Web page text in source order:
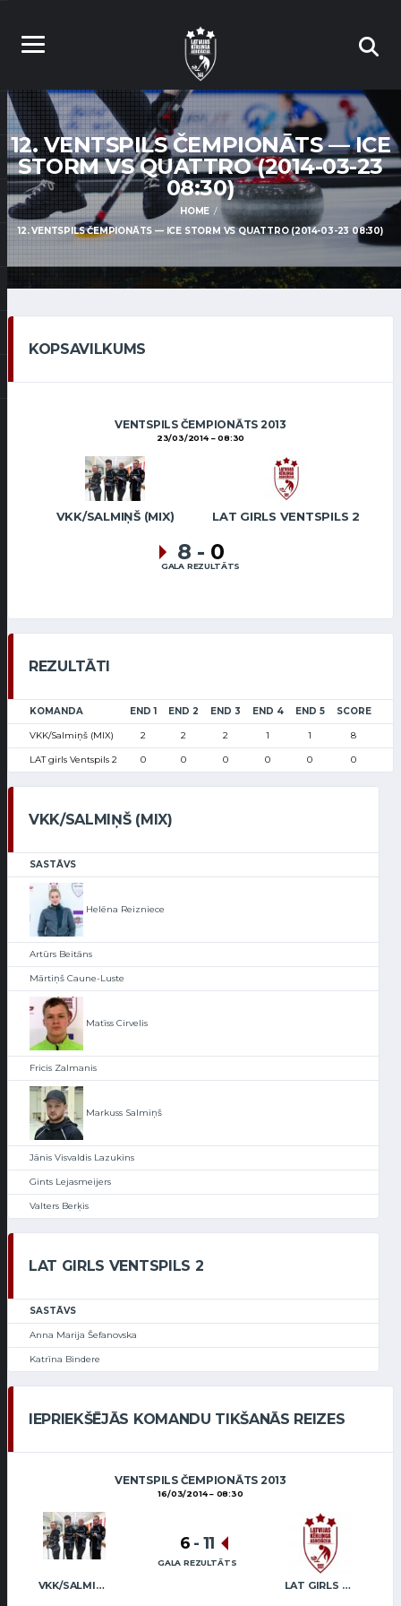
12. VENTSPILS ČEMPIONĀTS — ICE
STORM VS QUATTRO (2014-03-23
08:30)
HOME
12. VENTSPILS ČEMPIONĀTS — ICE STORM VS QUATTRO (2014-03-23 08:30)
KOPSAVILKUMS
VENTSPILS ČEMPIONĀTS 2013
23/03/2014 08:30
VKK/SALMIŅŠ (MIX) LAT GIRLS VENTSPILS 2
8 - 0
GALA REZULTĀTS
REZULTĀTI
KOMANDA END 1 END 2 END 3 END 4 END 5 SCORE
VKK/Salmiņš (MIX) 2 2 2 1 1 8
LAT girls Ventspils 2 0 0 0 0 0 0
VKK/SALMIŅŠ (MIX)
SASTĀVS
Helēna Reizniece
Artūrs Beitāns
Mārtiņš Caune-Luste
Matīss Cirvelis
Fricis Zalmanis
Markuss Salmiņš
Jānis Visvaldis Lazukins
Gints Lejasmeijers
Valters Berķis
LAT GIRLS VENTSPILS 2
SASTĀVS
Anna Marija Šefanovska
Katrīna Bindere
IEPRIEKŠĒJĀS KOMANDU TIKŠANĀS REIZES
VENTSPILS ČEMPIONĀTS 2013
16/03/2014 08:30
VKK/SALMIŅŠ (MIX) LAT GIRLS VENTSPILS 2
6 - 11
GALA REZULTĀTS